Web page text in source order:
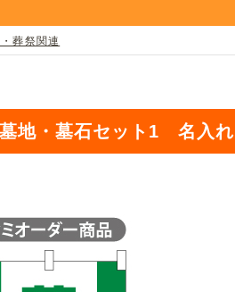
カルチャー・教養
葬祭関連
地・墓石セット1 名入れ